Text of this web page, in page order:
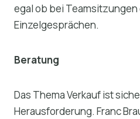
egal ob bei Teamsitzungen
Einzelgesprächen.
Beratung
Das Thema Verkauf ist
Herausforderung. Franc